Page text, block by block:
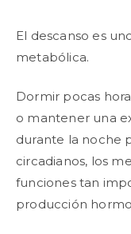
El descanso es
metabólica.
Dormir pocas
o mantener una
durante la noche
circadianos, los
funciones tan
producción